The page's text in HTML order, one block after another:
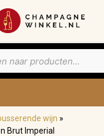
in huis
wijn »
Brut Imperial